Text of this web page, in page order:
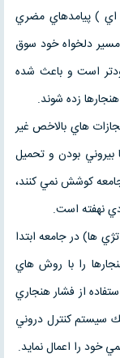
اي ) پيامدهاي مضري
دلخواه خود سوق
است و باعث شده
زده شوند.
هاي بالاخص غير
بودن و تحميل
كوشش نمي كنند،
نهفته است.
ها) در جامعه ابتدا
را با روش هاي
از فشار هنجاري
سيستم كنترل دروني
خود را اعمال نمايد.